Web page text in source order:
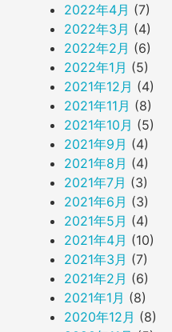
2022年4月 (7)
2022年3月 (4)
2022年2月 (6)
2022年1月 (5)
2021年12月 (4)
2021年11月 (8)
2021年10月 (5)
2021年9月 (4)
2021年8月 (4)
2021年7月 (3)
2021年6月 (3)
2021年5月 (4)
2021年4月 (10)
2021年3月 (7)
2021年2月 (6)
2021年1月 (8)
2020年12月 (8)